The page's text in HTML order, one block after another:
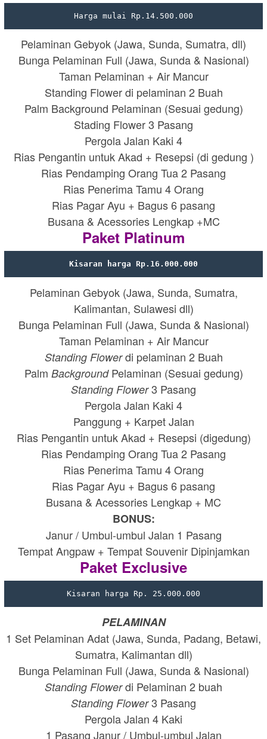
Harga mulai Rp.14.500.000
Pelaminan Gebyok (Jawa, Sunda, Sumatra, dll)
Bunga Pelaminan Full (Jawa, Sunda & Nasional)
Taman Pelaminan + Air Mancur
Standing Flower di pelaminan 2 Buah
Palm Background Pelaminan (Sesuai gedung)
Stading Flower 3 Pasang
Pergola Jalan Kaki 4
Rias Pengantin untuk Akad + Resepsi (di gedung )
Rias Pendamping Orang Tua 2 Pasang
Rias Penerima Tamu 4 Orang
Rias Pagar Ayu + Bagus 6 pasang
Busana & Acessories Lengkap +MC
Paket Platinum
Kisaran harga Rp.16.000.000
Pelaminan Gebyok (Jawa, Sunda, Sumatra,
Kalimantan, Sulawesi dll)
Bunga Pelaminan Full (Jawa, Sunda & Nasional)
Taman Pelaminan + Air Mancur
Standing Flowerdi pelaminan 2 Buah
Palm BackgroundPelaminan (Sesuai gedung)
Standing Flower3 Pasang
Pergola Jalan Kaki 4
Panggung + Karpet Jalan
Rias Pengantin untuk Akad + Resepsi (digedung)
Rias Pendamping Orang Tua 2 Pasang
Rias Penerima Tamu 4 Orang
Rias Pagar Ayu + Bagus 6 pasang
Busana & Acessories Lengkap + MC
BONUS:
Janur / Umbul-umbul Jalan 1 Pasang
Tempat Angpaw + Tempat Souvenir Dipinjamkan
Paket Exclusive
Kisaran harga Rp. 25.000.000
PELAMINAN
1 Set Pelaminan Adat (Jawa, Sunda, Padang, Betawi,
Sumatra, Kalimantan dll)
Bunga Pelaminan Full (Jawa, Sunda & Nasional)
Standing Flowerdi Pelaminan 2 buah
Standing Flower3 Pasang
Pergola Jalan 4 Kaki
1 Pasang Janur / Umbul-umbul Jalan